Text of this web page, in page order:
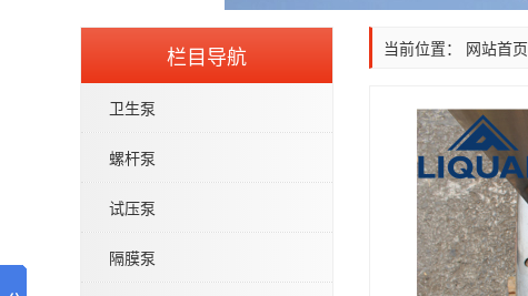
栏目导航
卫生泵
螺杆泵
试压泵
隔膜泵
QW型无堵塞潜水排污泵
当前位置： 网站首页